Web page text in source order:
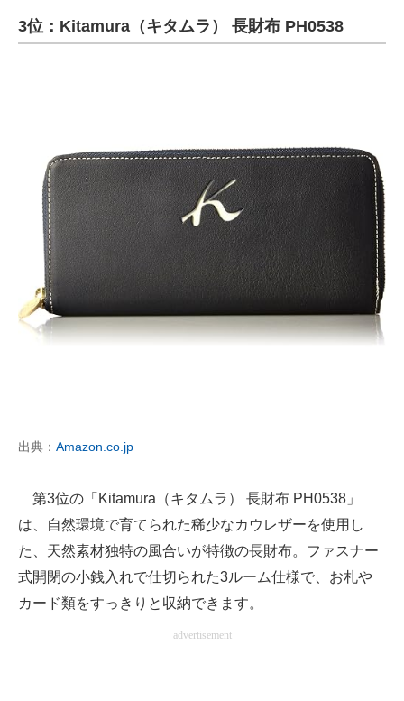
3位：Kitamura（キタムラ） 長財布 PH0538
出典： Amazon.co.jp
第3位の「Kitamura（キタムラ） 長財布 PH0538」
は、自然環境で育てられた稀少なカウレザーを使用し
た、天然素材独特の風合いが特徴の長財布。ファスナー
式開閉の小銭入れで仕切られた3ルーム仕様で、お札や
カード類をすっきりと収納できます。
advertisement